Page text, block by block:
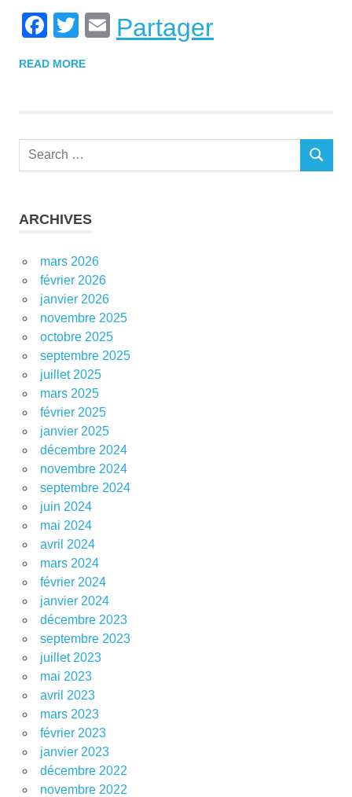
Facebook
Twitter
Email
Partager
READ MORE
Search
SEARCH
ARCHIVES
mars 2026
février 2026
janvier 2026
novembre 2025
octobre 2025
septembre 2025
juillet 2025
mars 2025
février 2025
janvier 2025
décembre 2024
novembre 2024
septembre 2024
juin 2024
mai 2024
avril 2024
mars 2024
février 2024
janvier 2024
décembre 2023
septembre 2023
juillet 2023
mai 2023
avril 2023
mars 2023
février 2023
janvier 2023
décembre 2022
novembre 2022